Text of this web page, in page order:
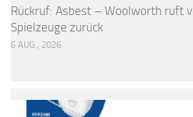
Rückruf: Asbest – Woolworth ruft
Spielzeuge zurück
6 AUG., 2026